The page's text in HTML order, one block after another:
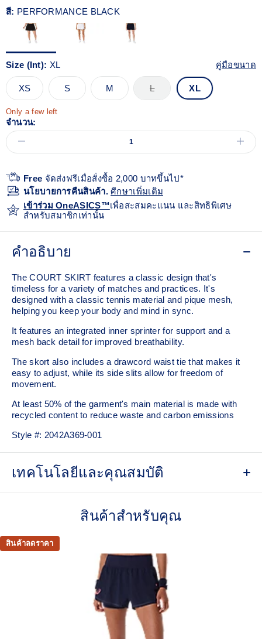
สี: PERFORMANCE BLACK
Size (Int): XL คู่มือขนาด
XS S M L XL
Only a few left
จำนวน:
Free จัดส่งฟรีเมื่อสั่งซื้อ 2,000 บาทขึ้นไป*
นโยบายการคืนสินค้า.ศีกษาเพิ่มเติม
เข้าร่วม OneASICS™เพื่อสะสมคะแนน และสิทธิพิเศษ
สำหรับสมาชิกเท่านั้น
คำอธิบาย
The COURT SKIRT features a classic design that's
timeless for a variety of matches and practices. It's
designed with a classic tennis material and pique mesh,
helping you keep your body and mind in sync.
It features an integrated inner sprinter for support and a
mesh back detail for improved breathability.
The skort also includes a drawcord waist tie that makes it
easy to adjust, while its side slits allow for freedom of
movement.
At least 50% of the garment's main material is made with
recycled content to reduce waste and carbon emissions
Style #: 2042A369-001
เทคโนโลยีและคุณสมบัติ
Light knit pique fabric
Adjustable drawcord waist tie
Side slits allow for freedom of movement
Mesh paneling improves breathability
สินค้าสำหรับคุณ
สินค้าลดราคา